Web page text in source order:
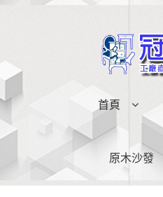
略
過
導
跳
至
內
首頁
原木沙發